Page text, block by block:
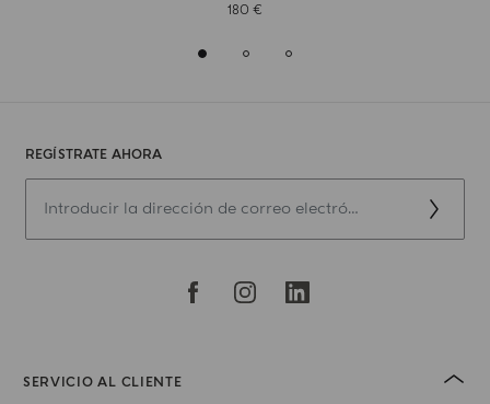
180 €
REGÍSTRATE AHORA
SERVICIO AL CLIENTE